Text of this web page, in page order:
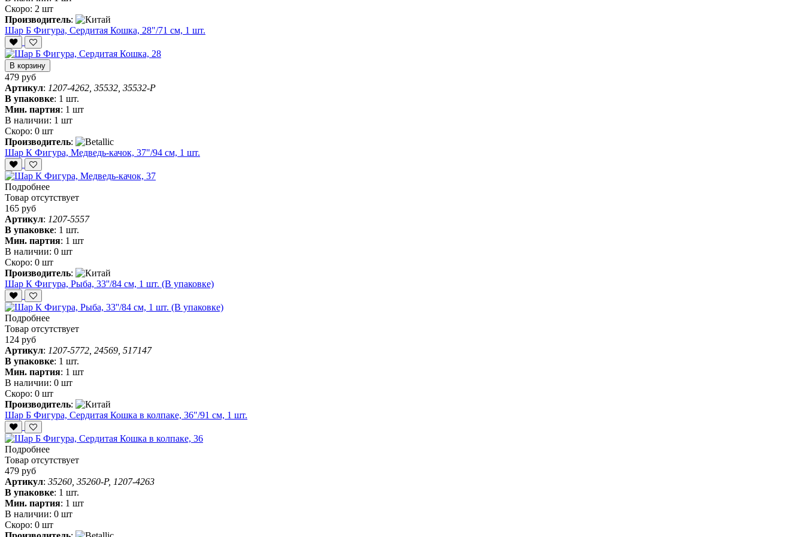
Скоро: 2 шт
Производитель:
Шар Б Фигура, Сердитая Кошка, 28"/71 см, 1 шт.
В корзину
479 руб
Артикул: 1207-4262, 35532, 35532-P
В упаковке: 1 шт.
Мин. партия: 1 шт
В наличии: 1 шт
Скоро: 0 шт
Производитель:
Шар К Фигура, Медведь-качок, 37"/94 см, 1 шт.
Подробнее
Товар отсутствует
165 руб
Артикул: 1207-5557
В упаковке: 1 шт.
Мин. партия: 1 шт
В наличии: 0 шт
Скоро: 0 шт
Производитель:
Шар К Фигура, Рыба, 33''/84 см, 1 шт. (В упаковке)
Подробнее
Товар отсутствует
124 руб
Артикул: 1207-5772, 24569, 517147
В упаковке: 1 шт.
Мин. партия: 1 шт
В наличии: 0 шт
Скоро: 0 шт
Производитель:
Шар Б Фигура, Сердитая Кошка в колпаке, 36"/91 см, 1 шт.
Подробнее
Товар отсутствует
479 руб
Артикул: 35260, 35260-P, 1207-4263
В упаковке: 1 шт.
Мин. партия: 1 шт
В наличии: 0 шт
Скоро: 0 шт